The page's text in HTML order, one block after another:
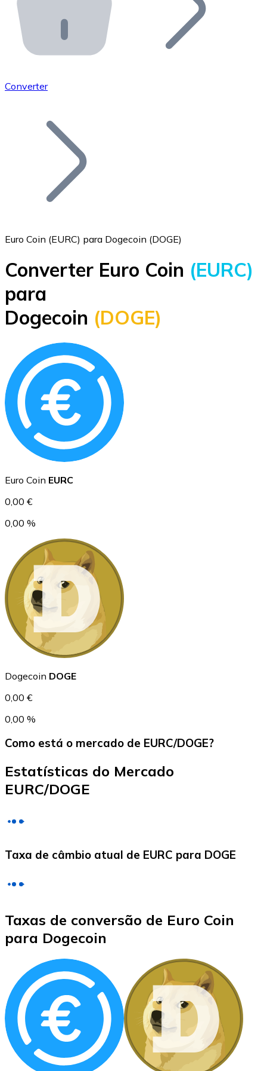
API Bitnovo
Integre nossa API no seu ecossistema.
Junte-se à nossa rede de revendedores e comercialize
Adicione o token do seu projeto ao nosso serviço de
Bitcoin
BTC
Ethereum
ETH
USD Coin
USDC
XRP
XRP
Cupons cripto
Converter
Euro Coin (EURC) para Dogecoin (DOGE)
Converter Euro Coin (EURC)
para
Dogecoin (DOGE)
Euro Coin EURC
0,00 €
0,00 %
Dogecoin DOGE
0,00 €
0,00 %
Como está o mercado de EURC/DOGE?
Estatísticas do Mercado
EURC/DOGE
Taxa de câmbio atual de EURC para DOGE
Taxas de conversão de Euro Coin
para Dogecoin